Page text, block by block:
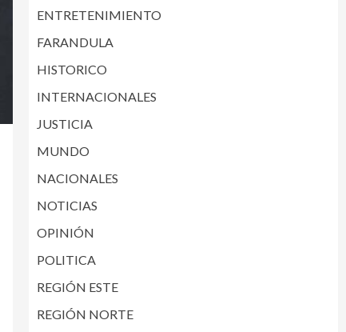
ENTRETENIMIENTO
FARANDULA
HISTORICO
INTERNACIONALES
JUSTICIA
MUNDO
NACIONALES
NOTICIAS
OPINIÓN
POLITICA
REGIÓN ESTE
REGIÓN NORTE